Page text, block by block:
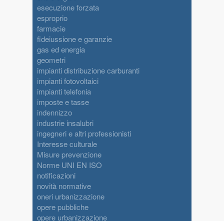
esecuzione forzata
esproprio
farmacie
fideiussione e garanzie
gas ed energia
geometri
impianti distribuzione carburanti
impianti fotovoltaici
impianti telefonia
imposte e tasse
indennizzo
industrie insalubri
ingegneri e altri professionisti
Interesse culturale
Misure prevenzione
Norme UNI EN ISO
notificazioni
novità normative
oneri urbanizzazione
opere pubbliche
opere urbanizzazione